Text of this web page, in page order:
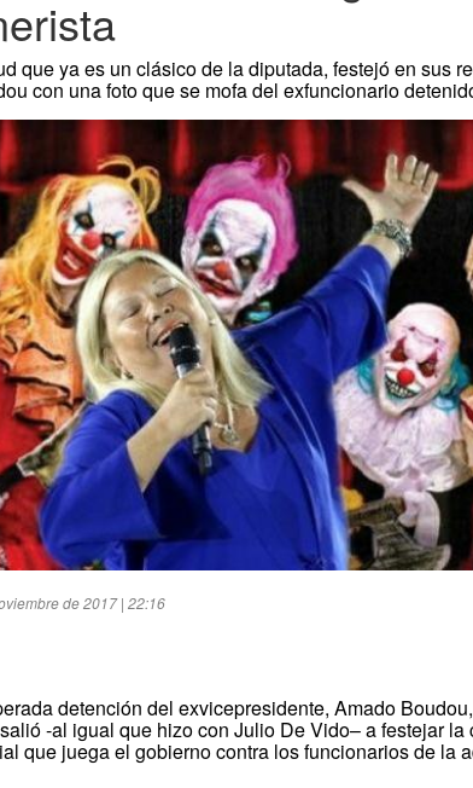
que ya es un clásico de la diputada, festejó en sus
con una foto que se mofa del exfuncionario
de 2017 | 22:16
detención del exvicepresidente, Amado
-al igual que hizo con Julio De Vido– a festejar la
que juega el gobierno contra los funcionarios de la